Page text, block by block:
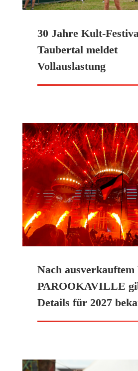
30 Jahre Kult-
Taubertal meldet
Vollauslastung
Nach ausverkauftem
PAROOKAVILLE
Details für 2027